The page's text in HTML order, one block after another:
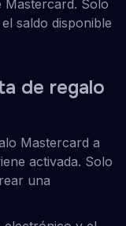
Mastercard. Solo
saldo disponible
de regalo
Mastercard a
activada. Solo
una